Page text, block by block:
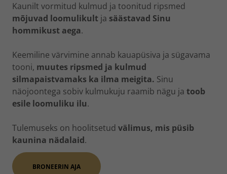
Kaunilt vormitud kulmud ja toonitud ripsmed
mõjuvad loomulikult ja säästavad Sinu
hommikust aega.
Keemiline värvimine annab kauapüsiva ja sügavama
tooni, muutes ripsmed ja kulmud
silmapaistvamaks ka ilma meigita. Sinu
näojoontega sobiv kulmukuju raamib nägu ja toob
esile loomuliku ilu.
Tulemuseks on hoolitsetud välimus, mis püsib
kaunina nädalaid.
BRONEERIN AJA